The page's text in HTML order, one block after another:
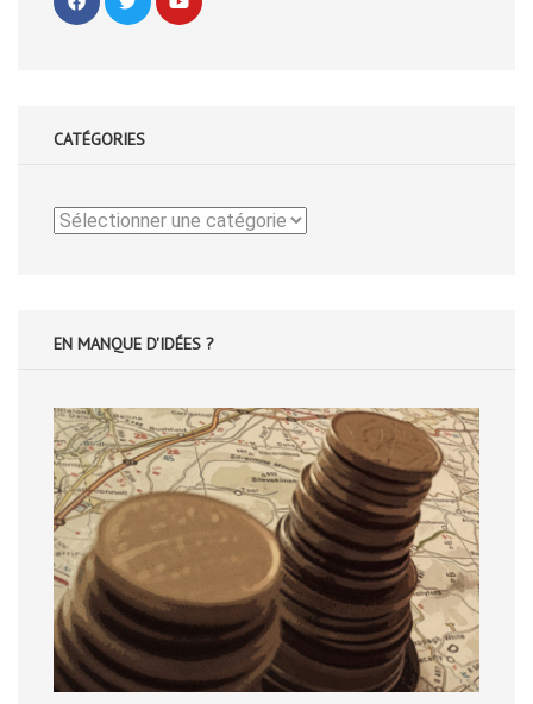
CATÉGORIES
Catégories
EN MANQUE D'IDÉES ?